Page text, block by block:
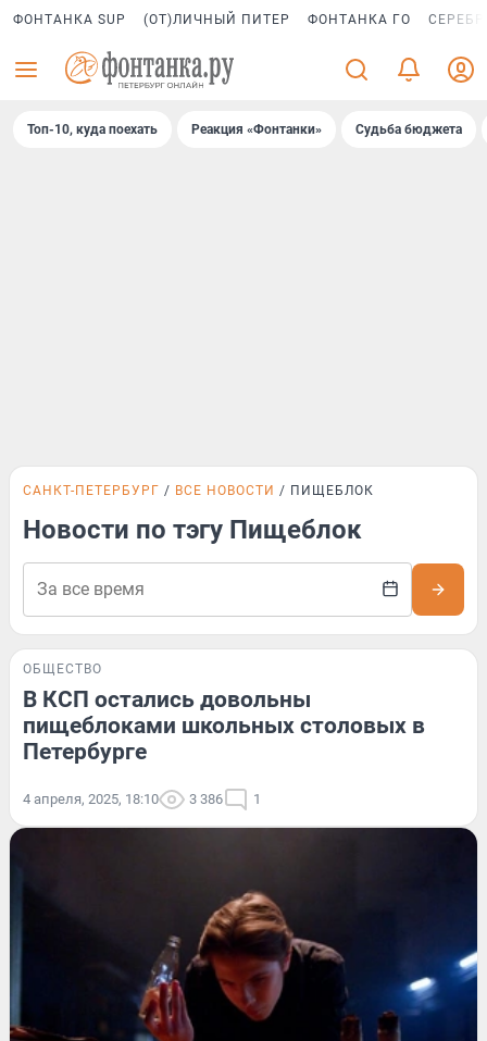
ФОНТАНКА SUP (ОТ)ЛИЧНЫЙ ПИТЕР ФОНТАНКА ГО
Топ-10, куда поехать Реакция «Фонтанки» Судьба бюджета
САНКТ-ПЕТЕРБУРГ ВСЕ НОВОСТИ ПИЩЕБЛОК
Новости по тэгу Пищеблок
ОБЩЕСТВО
В КСП остались довольны
пищеблоками школьных столовых в
Петербурге
4 апреля, 2025, 18:10 3 386 1